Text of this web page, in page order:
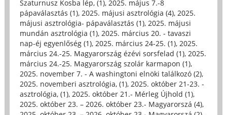
Szaturnusz Kosba lép, (1), 2025. május 7.-8
pápaválasztás (1), 2025. májusi asztrológia (4), 2025.
májusi asztrológia- pápaválasztás (1), 2025. májusi
mundán asztrológia (1), 2025. március 20. - tavaszi
nap-éj egyenlőség (1), 2025. március 24-25. (1), 2025.
március 24.-25. Magyarország ézévi sorsfelad (1), 2025.
március 24.-25. Magyarország szolár karmapon (1),
2025. november 7. - A washingtoni elnöki találkozó (2),
2025. novemberi asztrológia, (1), 2025. október 21-23. -
asztrológia, (1), 2025. október 21.- Mérleg Újhold (1),
2025. október 23. – 2026. október 23.- Magyarorszá (4),